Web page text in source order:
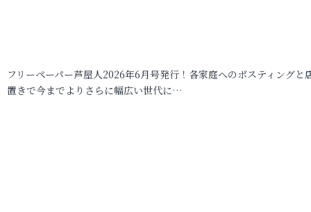
フリーペーパー芦屋人2026年6月号発行！各家庭へのポスティングと
置きで今までよりさらに幅広い世代に…